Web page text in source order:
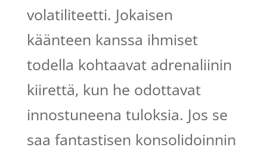
volatiliteetti. Jokaisen
käänteen kanssa ihmiset
todella kohtaavat adrenaliinin
kiirettä, kun he odottavat
innostuneena tuloksia. Jos se
saa fantastisen konsolidoinnin